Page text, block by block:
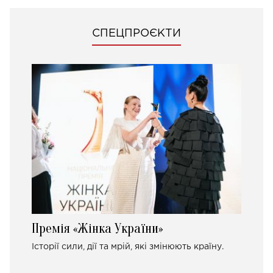
СПЕЦПРОЄКТИ
Премія «Жінка України»
Історії сили, дії та мрій, які змінюють країну.